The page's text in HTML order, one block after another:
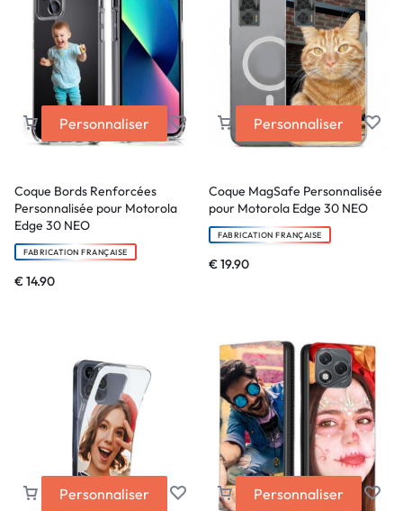
Personnaliser
Coque Bords Renforcées
Personnalisée pour Motorola
Edge 30 NEO
FABRICATION FRANÇAISE
€14.90
Personnaliser
Coque MagSafe Personnalisée
pour Motorola Edge 30 NEO
FABRICATION FRANÇAISE
€19.90
Personnaliser Personnaliser